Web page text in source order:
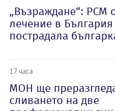
„Възраждане“: РСМ
лечение в България
пострадала
17 часа
МОН ще
сливането на две